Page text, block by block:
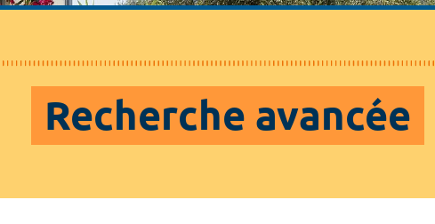
Recherche avancée